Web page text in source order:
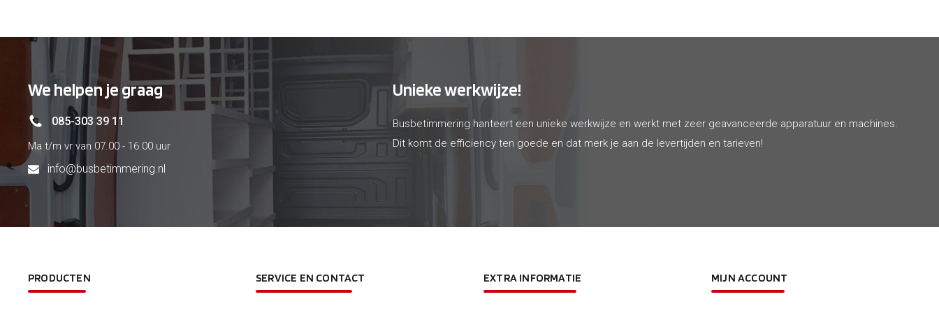
We helpen je graag
085-303 39 11
Ma t/m vr van 07.00 - 16.00 uur
info@busbetimmering.nl
Unieke werkwijze!
Busbetimmering hanteert een unieke werkwijze en werkt met zeer geavanceerde apparatuur en machines.
Dit komt de efficiency ten goede en dat merk je aan de levertijden en tarieven!
PRODUCTEN SERVICE EN CONTACT EXTRA INFORMATIE MIJN ACCOUNT